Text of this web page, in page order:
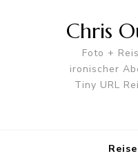
Chris
Foto +
ironischer
Tiny URL